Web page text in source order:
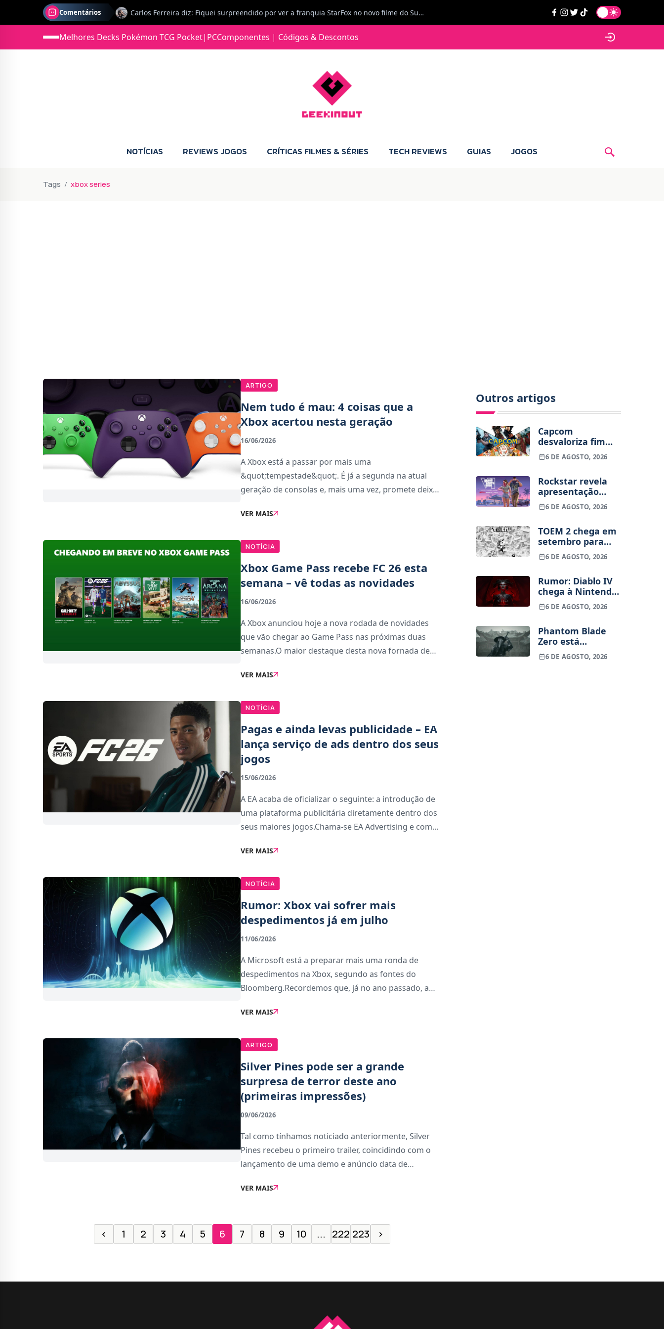
Comentários Jorge Loureiro | Fearme diz: A versão da Switch 2 tem censura... mas também não perdes muito.
Jonas diz: Estou seriamente com vontade para comprar para a Switch 2 :P
Jorge Loureiro | Fearme diz: Boas, obrigado pelo teu comentário. Talvez seja verdade que a Microsoft está a tentar redefinir o futuro dos jogos, mas para uma marca que já trocou de estratégia tantas vezes, é difícil acreditar em mais uma virada de direção. Basta lembrar do Kinect, da aposta no cloud gaming, ou mesmo do discurso de que os exclusivos eram "essenciais": todas essas promessas acabaram por perder força com o tempo. Além disso, há um ponto chave que estás a ignorar: as consolas Xbox. Está à vista que foram praticamente abandonadas. Quem comprou uma Xbox Series X a pensar que ia ser a máquina indispensável para jogar exclusivos, ficou a arder, porque hoje esses jogos chegam também ao PC e, cada vez mais, até à concorrência. Isso mina a identidade da marca e enfraquece a confiança dos jogadores. A PlayStation até pode estar a lançar alguns jogos na Xbox como o Helldivers 2, mas não é o catálogo inteiro. Desta forma, as consolas PS5 continuam a ter valor.
Melhores Decks Pokémon TCG Pocket| PCComponentes | Códigos & Descontos
NOTÍCIAS REVIEWS JOGOS CRÍTICAS FILMES & SÉRIES TECH REVIEWS GUIAS JOGOS
Tags xbox series
ARTIGO
Nem tudo é mau: 4 coisas que a
Xbox acertou nesta geração
16/06/2026
A Xbox está a passar por mais uma
&quot;tempestade&quot;. É já a segunda na atual
geração de consolas e, mais uma vez, promete deixar
E para recordar, da primeira
VER MAIS
NOTÍCIA
Xbox Game Pass recebe FC 26 esta
semana – vê todas as novidades
16/06/2026
A Xbox anunciou hoje a nova rodada de novidades
que vão chegar ao Game Pass nas próximas duas
semanas.O maior destaque desta nova fornada de
para download a 18 de junho. Outras adições
VER MAIS
NOTÍCIA
Pagas e ainda levas publicidade – EA
lança serviço de ads dentro dos seus
jogos
15/06/2026
A EA acaba de oficializar o seguinte: a introdução de
uma plataforma publicitária diretamente dentro dos
seus maiores jogos.Chama-se EA Advertising e com
desporto mais populares do mundo vai passar
VER MAIS
NOTÍCIA
Rumor: Xbox vai sofrer mais
despedimentos já em julho
11/06/2026
A Microsoft está a preparar mais uma ronda de
despedimentos na Xbox, segundo as fontes do
Bloomberg.Recordemos que, já no ano passado, a
funcionários que emprega. Desde o último corte,
VER MAIS
ARTIGO
Silver Pines pode ser a grande
surpresa de terror deste ano
(primeiras impressões)
09/06/2026
Tal como tínhamos noticiado anteriormente, Silver
Pines recebeu o primeiro trailer, coincidindo com o
lançamento de uma demo e anúncio data de
estreante do pequeno estúdio Wych Elm, constituí
VER MAIS
‹ 1 2 3 4 5 6 7 8 9 10 ... 222 223 ›
Outros artigos
Capcom
desvaloriza fim
dos jogos físicos
na PlayStation
6 DE AGOSTO, 2026
Rockstar revela
apresentação
alargada de GTA
VI para 27 de
6 DE AGOSTO, 2026
TOEM 2 chega em
setembro para
PS5, Switch e PC
6 DE AGOSTO, 2026
Rumor: Diablo IV
chega à Nintendo
Switch 2 em
setembro e vai
um jogo novo
6 DE AGOSTO, 2026
Phantom Blade
Zero está
terminado, pré-
vendas começam
6 DE AGOSTO, 2026